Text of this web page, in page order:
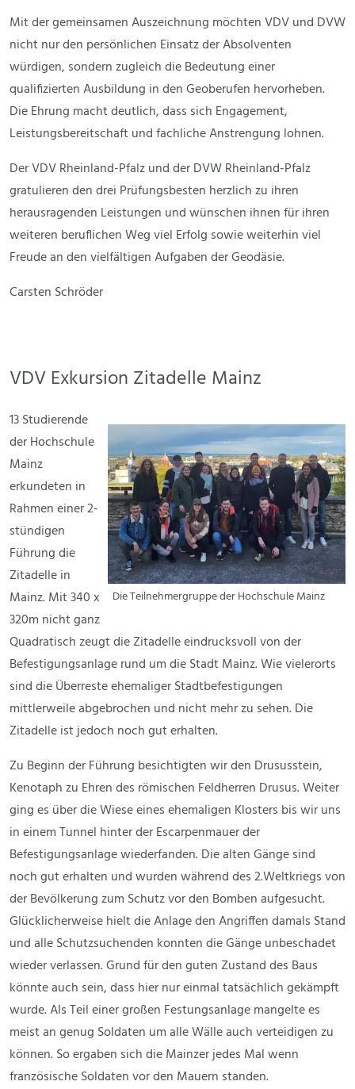
Mit der gemeinsamen Auszeichnung möchten VDV und DVW
nicht nur den persönlichen Einsatz der Absolventen
würdigen, sondern zugleich die Bedeutung einer
qualifizierten Ausbildung in den Geoberufen hervorheben.
Die Ehrung macht deutlich, dass sich Engagement,
Leistungsbereitschaft und fachliche Anstrengung lohnen.
Der VDV Rheinland-Pfalz und der DVW Rheinland-Pfalz
gratulieren den drei Prüfungsbesten herzlich zu ihren
herausragenden Leistungen und wünschen ihnen für ihren
weiteren beruflichen Weg viel Erfolg sowie weiterhin viel
Freude an den vielfältigen Aufgaben der Geodäsie.
Carsten Schröder
VDV Exkursion Zitadelle Mainz
Die Teilnehmergruppe der Hochschule Mainz
13 Studierende
der Hochschule
Mainz
erkundeten in
Rahmen einer 2-
stündigen
Führung die
Zitadelle in
Mainz. Mit 340 x
320m nicht ganz
Quadratisch zeugt die Zitadelle eindrucksvoll von der
Befestigungsanlage rund um die Stadt Mainz. Wie vielerorts
sind die Überreste ehemaliger Stadtbefestigungen
mittlerweile abgebrochen und nicht mehr zu sehen. Die
Zitadelle ist jedoch noch gut erhalten.
Zu Beginn der Führung besichtigten wir den Drususstein,
Kenotaph zu Ehren des römischen Feldherren Drusus. Weiter
ging es über die Wiese eines ehemaligen Klosters bis wir uns
in einem Tunnel hinter der Escarpenmauer der
Befestigungsanlage wiederfanden. Die alten Gänge sind
noch gut erhalten und wurden während des 2.Weltkriegs von
der Bevölkerung zum Schutz vor den Bomben aufgesucht.
Glücklicherweise hielt die Anlage den Angriffen damals Stand
und alle Schutzsuchenden konnten die Gänge unbeschadet
wieder verlassen. Grund für den guten Zustand des Baus
könnte auch sein, dass hier nur einmal tatsächlich gekämpft
wurde. Als Teil einer großen Festungsanlage mangelte es
meist an genug Soldaten um alle Wälle auch verteidigen zu
können. So ergaben sich die Mainzer jedes Mal wenn
französische Soldaten vor den Mauern standen.